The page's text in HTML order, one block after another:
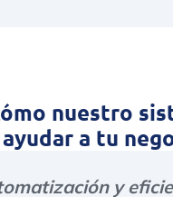
nuestro
ayudar a tu
y